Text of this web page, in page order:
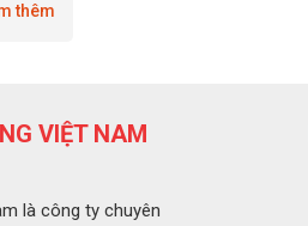
thêm
VIỆT NAM
là công ty chuyên